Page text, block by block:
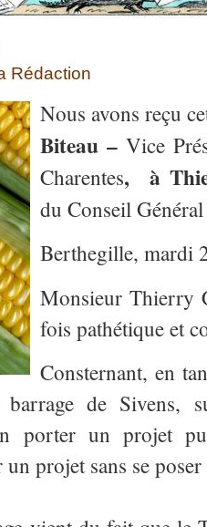
Rédaction
Nous avons reçu
Biteau – Vice
Charentes, à
du Conseil
Berthegille, mardi
Monsieur Thierry
fois pathétique et
Consternant, en
de Sivens,
porter un projet
projet sans se